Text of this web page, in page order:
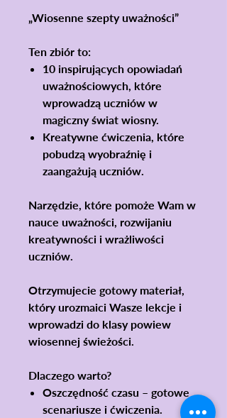
„Wiosenne szepty uważności”
Ten zbiór to:
10 inspirujących opowiadań
uważnościowych, które
wprowadzą uczniów w
magiczny świat wiosny.
Kreatywne ćwiczenia, które
pobudzą wyobraźnię i
zaangażują uczniów.
Narzędzie, które pomoże Wam w
nauce uważności, rozwijaniu
kreatywności i wrażliwości
uczniów.
Otrzymujecie gotowy materiał,
który urozmaici Wasze lekcje i
wprowadzi do klasy powiew
wiosennej świeżości.
Dlaczego warto?
Oszczędność czasu – gotowe
scenariusze i ćwiczenia.